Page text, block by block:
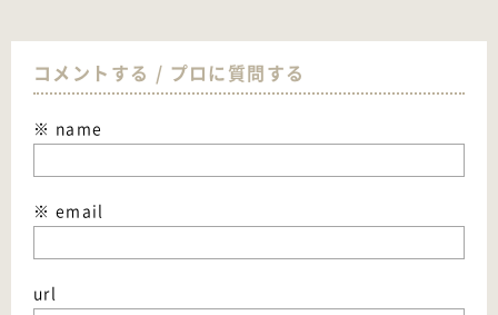
コメントする / プロに質問する
※ name
※ email
url